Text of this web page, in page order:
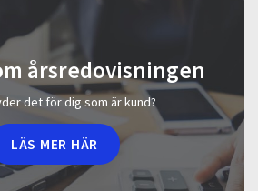
årsredovisningen
det för dig som är kund?
LÄS MER HÄR